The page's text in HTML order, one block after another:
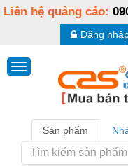
Liên hệ quảng cáo:
Đăng
Sản phẩm